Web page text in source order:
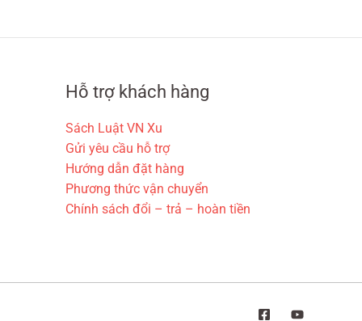
.
,
Hỗ trợ khách hàng
Sách Luật VN Xu
Gửi yêu cầu hỗ trợ
Hướng dẫn đặt hàng
Phương thức vận chuyển
Chính sách đổi – trả – hoàn tiền